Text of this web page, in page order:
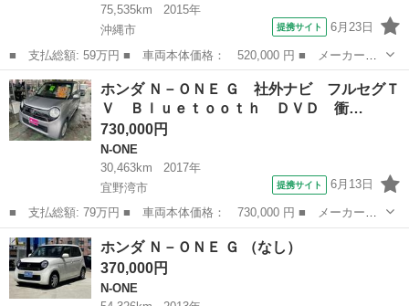
75,535km
2015年
沖縄市
提携サイト 6月23日
■ 支払総額: 59万円 ■ 車両本体価格： 520,000 円 ■ メーカー
名： ホンダ ■ 車種名： Ｎ－ＯＮＥ ■ グレード名： Ｇ ＳＳ
パッケージ 純正ナビＴＶ Ｂｌｕｅｔｏｏｔｈバックカメラステア
リングリモコンア...
沖縄 沖縄市 N-ONE
ホンダ Ｎ－ＯＮＥ Ｇ 社外ナビ フルセグＴ
Ｖ Ｂｌｕｅｔｏｏｔｈ ＤＶＤ 衝…
730,000円
N-ONE
30,463km
2017年
宜野湾市
提携サイト 6月13日
■ 支払総額: 79万円 ■ 車両本体価格： 730,000 円 ■ メーカー
名： ホンダ ■ 車種名： Ｎ－ＯＮＥ ■ グレード名： Ｇ 社外
ナビ フルセグＴＶ Ｂｌｕｅｔｏｏｔｈ ＤＶＤ 衝突軽減ブレー
キ プッシュスタ...
沖縄 宜野湾市 N-ONE
ホンダ Ｎ－ＯＮＥ Ｇ （なし）
370,000円
N-ONE